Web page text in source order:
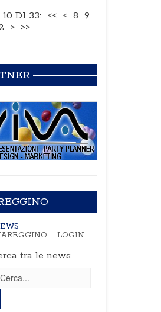
DI 33: << < 8 9
> >>
LOGIN
tra le news